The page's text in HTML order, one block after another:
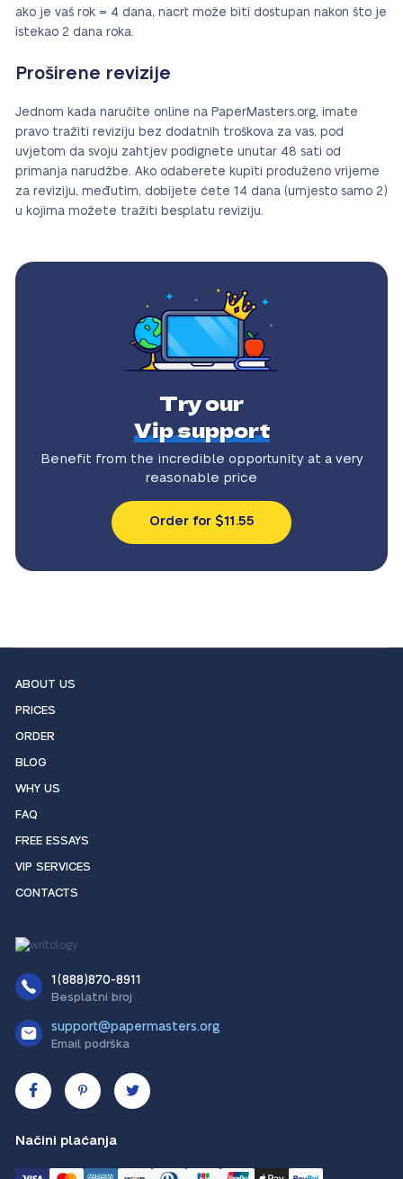
ako je vaš rok = 4 dana, nacrt može biti dostupan nakon što je
istekao 2 dana roka.
Proširene revizije
Jednom kada naručite online na PaperMasters.org, imate
pravo tražiti reviziju bez dodatnih troškova za vas, pod
uvjetom da svoju zahtjev podignete unutar 48 sati od
primanja narudžbe. Ako odaberete kupiti produženo vrijeme
za reviziju, međutim, dobijete ćete 14 dana (umjesto samo 2)
u kojima možete tražiti besplatu reviziju.
Try our
Vip support
Benefit from the incredible opportunity at a very
reasonable price
Order for $11.55
ABOUT US
PRICES
ORDER
BLOG
WHY US
FAQ
FREE ESSAYS
VIP SERVICES
CONTACTS
1(888)870-8911
Besplatni broj
support@papermasters.org
Email podrška
Načini plaćanja